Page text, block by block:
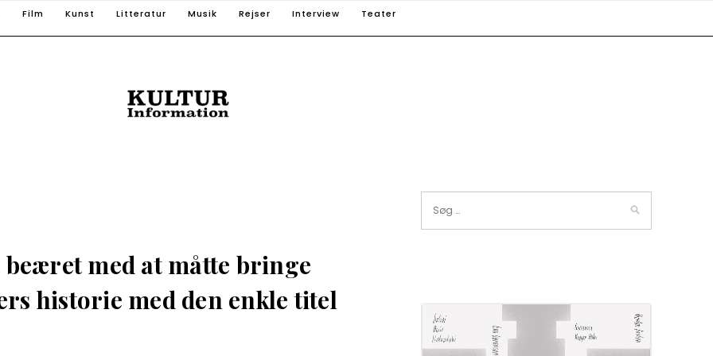
Film Kunst Litteratur Musik Rejser Interview Teater
med at måtte bringe
historie med den enkle titel